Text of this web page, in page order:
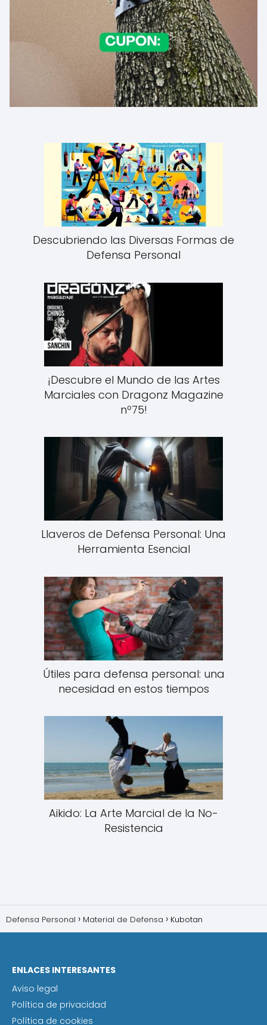
Descubriendo las Diversas Formas de
Defensa Personal
¡Descubre el Mundo de las Artes
Marciales con Dragonz Magazine
nº75!
Llaveros de Defensa Personal: Una
Herramienta Esencial
Útiles para defensa personal: una
necesidad en estos tiempos
Aikido: La Arte Marcial de la No-
Resistencia
Defensa Personal Material de Defensa Kubotan
ENLACES INTERESANTES
Aviso legal
Política de privacidad
Política de cookies